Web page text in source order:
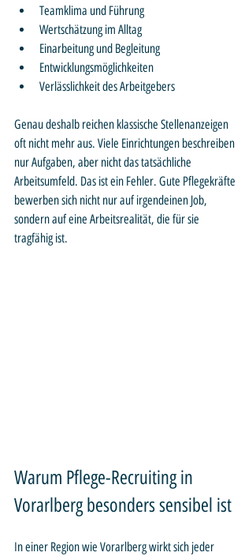
Teamklima und Führung
Wertschätzung im Alltag
Einarbeitung und Begleitung
Entwicklungsmöglichkeiten
Verlässlichkeit des Arbeitgebers
Genau deshalb reichen klassische Stellenanzeigen
oft nicht mehr aus. Viele Einrichtungen beschreiben
nur Aufgaben, aber nicht das tatsächliche
Arbeitsumfeld. Das ist ein Fehler. Gute Pflegekräfte
bewerben sich nicht nur auf irgendeinen Job,
sondern auf eine Arbeitsrealität, die für sie
tragfähig ist.
Warum Pflege-Recruiting in
Vorarlberg besonders sensibel ist
In einer Region wie Vorarlberg wirkt sich jeder